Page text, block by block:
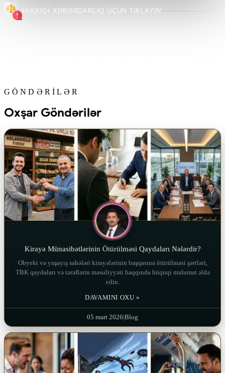
HÜQUQİ XƏBƏRDARLIQ ÜÇÜN TIKLAYIN
GÖNDƏRILƏR
Oxşar Göndərilər
Kirayə Münasibətlərinin Ötürülməsi Qaydaları Nələrdir?
Obyekt və yaşayış sahələri kirayələrinin başqasına ötürülməsi şərtləri,
TBK qaydaları və tərəflərin məsuliyyəti haqqında hüquqi məlumat əldə
edin.
DAVAMINI OXU »
05 mart 2026|Blog